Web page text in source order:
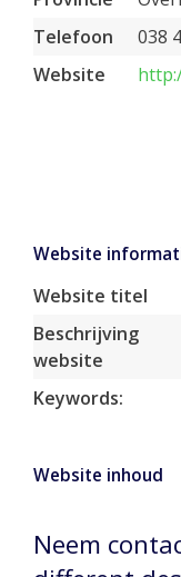
Telefoon
038
Website
Website
Website titel
Beschrijving
website
Keywords:
Website inhoud
Neem